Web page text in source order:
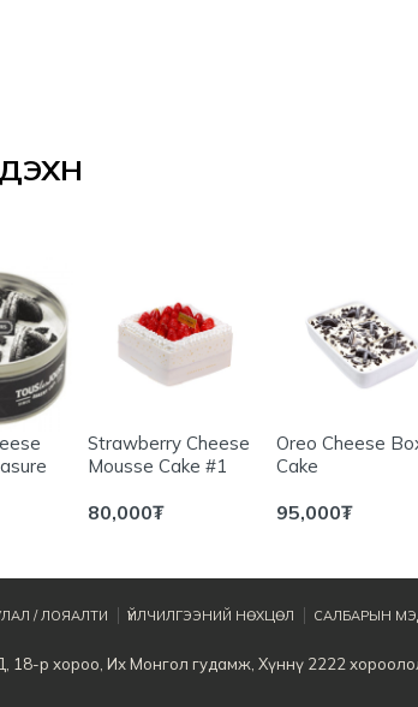
Strawberry Cheese
Mousse Cake #1
80,000₮
Oreo Cheese
Cake
95,000₮
18-р хороо, Их Монгол гудамж, Хүннү 2222
/ ЛОЯАЛТИ ҮЙЛЧИЛГЭЭНИЙ НӨХЦӨЛ САЛБАРЫН